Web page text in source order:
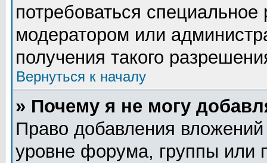
потребоваться
модератором или
получения такого
Вернуться к началу
» Почему я не могу
Право добавления
уровне форума, группы или